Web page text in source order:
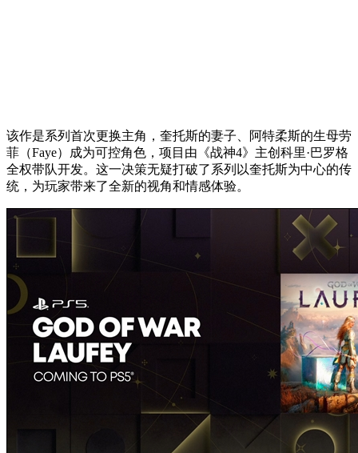
该作是系列首次更换主角，奎托斯的妻子、阿特柔斯的生母劳
菲（Faye）成为可控角色，项目由《战神4》主创科里·巴罗格
全权带队开发。这一决策无疑打破了系列以奎托斯为中心的传
统，为玩家带来了全新的视角和情感体验。